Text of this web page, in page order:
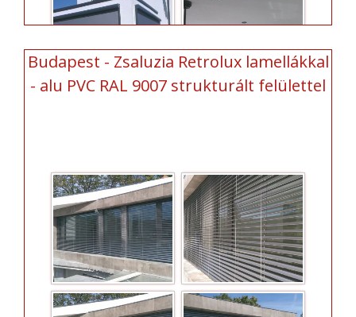
Budapest - Zsaluzia Retrolux lamellákkal
- alu PVC RAL 9007 strukturált felülettel